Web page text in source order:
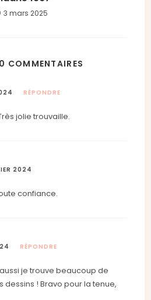
3 mars 2025
COMMENTAIRES
RÉPONDRE
jolie trouvaille.
2024
confiance.
RÉPONDRE
je trouve beaucoup de
! Bravo pour la tenue,